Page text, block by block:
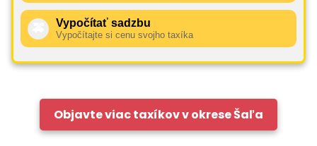
Vypočítať sadzbu
Vypočítajte si cenu svojho taxíka
Objavte viac taxíkov v okrese Šaľa